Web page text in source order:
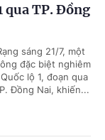
qua TP. Đồng
sáng 21/7, một
đặc biệt nghiêm
lộ 1, đoạn qua
Đồng Nai, khiến...